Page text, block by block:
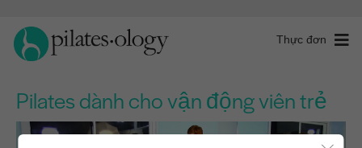
Thực đơn
Pilates dành cho vận động viên trẻ